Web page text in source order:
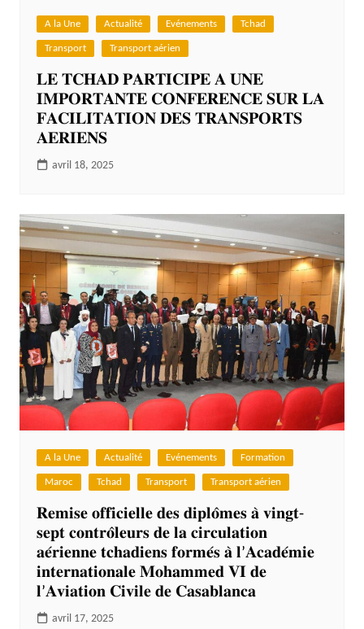
A la Une Actualité Evénements Tchad
Transport Transport aérien
𝐋𝐄 𝐓𝐂𝐇𝐀𝐃 𝐏𝐀𝐑𝐓𝐈𝐂𝐈𝐏𝐄 𝐀 𝐔𝐍𝐄
𝐈𝐌𝐏𝐎𝐑𝐓𝐀𝐍𝐓𝐄 𝐂𝐎𝐍𝐅𝐄𝐑𝐄𝐍𝐂𝐄 𝐒𝐔𝐑 𝐋𝐀
𝐅𝐀𝐂𝐈𝐋𝐈𝐓𝐀𝐓𝐈𝐎𝐍 𝐃𝐄𝐒 𝐓𝐑𝐀𝐍𝐒𝐏𝐎𝐑𝐓𝐒
𝐀𝐄𝐑𝐈𝐄𝐍𝐒
avril 18, 2025
A la Une Actualité Evénements Formation
Maroc Tchad Transport Transport aérien
𝐑𝐞𝐦𝐢𝐬𝐞 𝐨𝐟𝐟𝐢𝐜𝐢𝐞𝐥𝐥𝐞 𝐝𝐞𝐬 𝐝𝐢𝐩𝐥𝐨̂𝐦𝐞𝐬 𝐚̀ 𝐯𝐢𝐧𝐠𝐭-
𝐬𝐞𝐩𝐭 𝐜𝐨𝐧𝐭𝐫𝐨̂𝐥𝐞𝐮𝐫𝐬 𝐝𝐞 𝐥𝐚 𝐜𝐢𝐫𝐜𝐮𝐥𝐚𝐭𝐢𝐨𝐧
𝐚𝐞́𝐫𝐢𝐞𝐧𝐧𝐞 𝐭𝐜𝐡𝐚𝐝𝐢𝐞𝐧𝐬 𝐟𝐨𝐫𝐦𝐞́𝐬 𝐚̀ 𝐥’𝐀𝐜𝐚𝐝𝐞́𝐦𝐢𝐞
𝐢𝐧𝐭𝐞𝐫𝐧𝐚𝐭𝐢𝐨𝐧𝐚𝐥𝐞 𝐌𝐨𝐡𝐚𝐦𝐦𝐞𝐝 𝐕𝐈 𝐝𝐞
𝐥’𝐀𝐯𝐢𝐚𝐭𝐢𝐨𝐧 𝐂𝐢𝐯𝐢𝐥𝐞 𝐝𝐞 𝐂𝐚𝐬𝐚𝐛𝐥𝐚𝐧𝐜𝐚
avril 17, 2025